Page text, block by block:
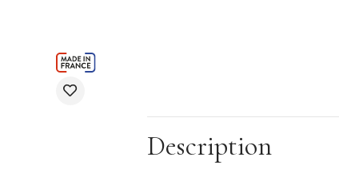
Description